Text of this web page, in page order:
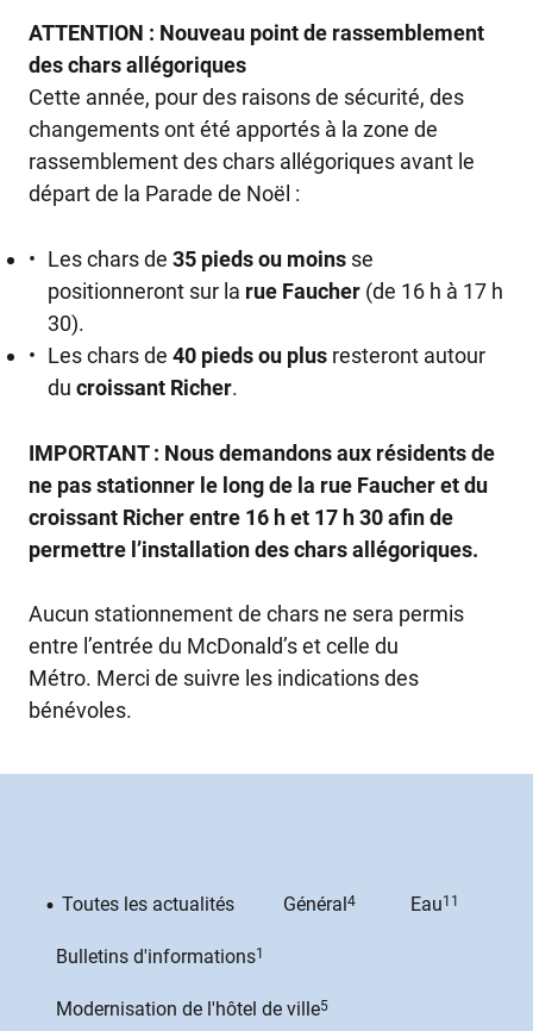
ATTENTION : Nouveau point de rassemblement
des chars allégoriques
Cette année, pour des raisons de sécurité, des
changements ont été apportés à la zone de
rassemblement des chars allégoriques avant le
départ de la Parade de Noël :
Les chars de 35 pieds ou moins se
positionneront sur la rue Faucher (de 16 h à 17 h
30).
Les chars de 40 pieds ou plus resteront autour
du croissant Richer.
IMPORTANT : Nous demandons aux résidents de
ne pas stationner le long de la rue Faucher et du
croissant Richer entre 16 h et 17 h 30 afin de
permettre l’installation des chars allégoriques.
Aucun stationnement de chars ne sera permis
entre l’entrée du McDonald’s et celle du
Métro. Merci de suivre les indications des
bénévoles.
Toutes les actualités Général 4 Eau11
Bulletins d'informations1
Modernisation de l'hôtel de ville5